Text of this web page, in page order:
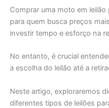
Comprar uma moto em
para quem busca preços
investir tempo e esforço na
No entanto, é crucial
a escolha do leilão até a
Neste artigo, exploraremos
diferentes tipos de leilões